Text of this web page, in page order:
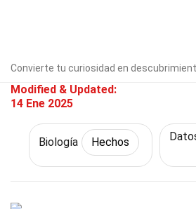
Convierte tu curiosidad en
Mosby
Modified & Updated:
14 Ene 2025
Biología Hechos